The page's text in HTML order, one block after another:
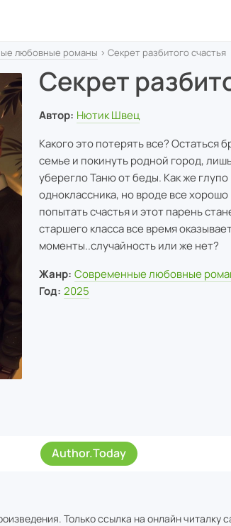
любовные романы › Секрет разбитого счастья
Секрет
Автор: Нютик Швец
Какого это потерять все?
семье и покинуть родной город,
уберегло Таню от беды. Как же
одноклассника, но вроде все
попытать счастья и этот парень
старшего класса все время
моменты..случайность или же нет?
Жанр: Современные любовные
Год: 2025
Author.Today
Только ссылка на онлайн читалку